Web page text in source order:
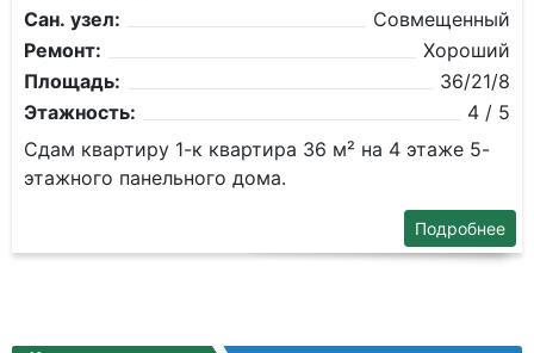
Сан. узел:
Совмещенный
Ремонт:
Хороший
Площадь:
36/21/8
Этажность:
4 / 5
Сдам квартиру 1-к квартира 36 м² на 4 этаже 5-
этажного панельного дома.
Подробнее